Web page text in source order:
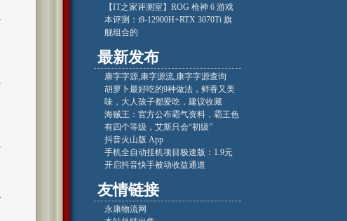
【IT之家评测室】ROG 枪神 6 游戏
本评测：i9-12900H+RTX 3070Ti 旗
舰组合的
最新发布
康字字源,康字源流,康字字源查询
胡萝卜最好吃的9种做法，鲜香又美
味，大人孩子都爱吃，建议收藏
海贼王：官方公布霸气资料，霸王色
有四个等级，艾斯只会“初级”
‎抖音火山版 App
手机全自动挂机项目极速版：1.9元
开启抖音快手被动收益通道
友情链接
永康物流网